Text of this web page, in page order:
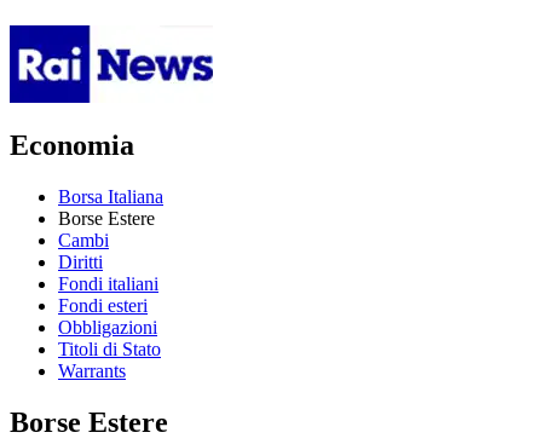
Economia
Borsa Italiana
Borse Estere
Cambi
Diritti
Fondi italiani
Fondi esteri
Obbligazioni
Titoli di Stato
Warrants
Borse Estere